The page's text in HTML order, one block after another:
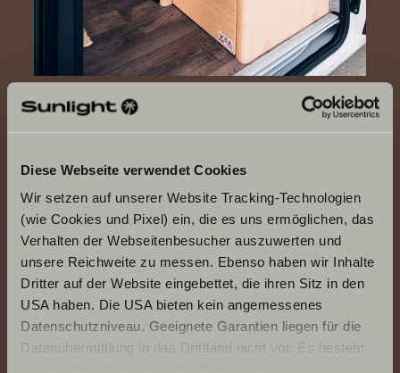
Diese Webseite verwendet Cookies
Wir setzen auf unserer Website Tracking-Technologien
(wie Cookies und Pixel) ein, die es uns ermöglichen, das
Verhalten der Webseitenbesucher auszuwerten und
unsere Reichweite zu messen. Ebenso haben wir Inhalte
Dritter auf der Website eingebettet, die ihren Sitz in den
USA haben. Die USA bieten kein angemessenes
Datenschutzniveau. Geeignete Garantien liegen für die
Datenübermittlung in das Drittland nicht vor. Es besteht